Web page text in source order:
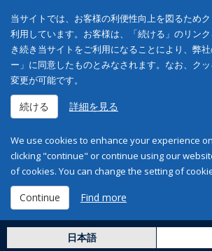
当サイトでは、お客様の利便性向上を図るため
利用しています。お客様は、「続ける」のリン
き続き当サイトをご利用になることにより、弊
ー」に同意したものとみなされます。なお、ク
変更が可能です。
続ける 詳細を見る
We use cookies to enhance your experience
clicking "continue" or continue using our
of cookies. You can change the setting of
Continue Find more
日本語